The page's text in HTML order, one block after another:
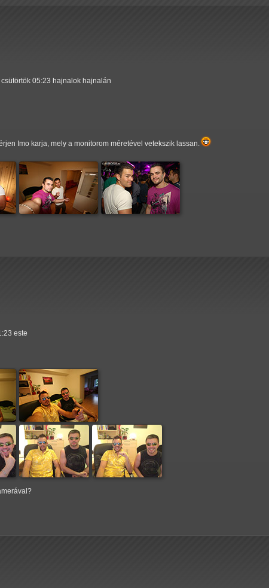
05:23 hajnalok hajnalán
Imo karja, mely a monitorom méretével vetekszik lassan.
este